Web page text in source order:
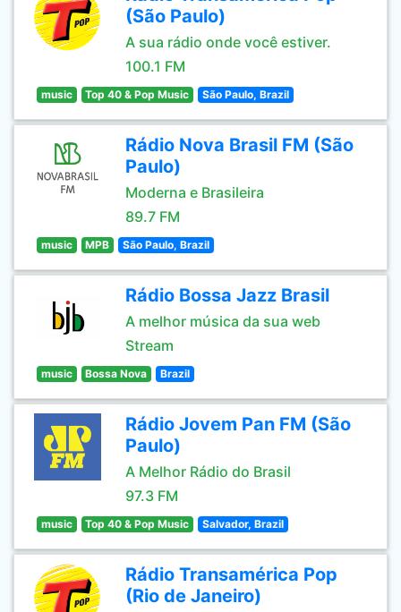
(São Paulo)
A sua rádio onde você estiver.
100.1 FM
music Top 40 & Pop Music São Paulo, Brazil
Rádio Nova Brasil FM (São
Paulo)
Moderna e Brasileira
89.7 FM
music MPB São Paulo, Brazil
Rádio Bossa Jazz Brasil
A melhor música da sua web
Stream
music Bossa Nova Brazil
Rádio Jovem Pan FM (São
Paulo)
A Melhor Rádio do Brasil
97.3 FM
music Top 40 & Pop Music Salvador, Brazil
Rádio Transamérica Pop
(Rio de Janeiro)